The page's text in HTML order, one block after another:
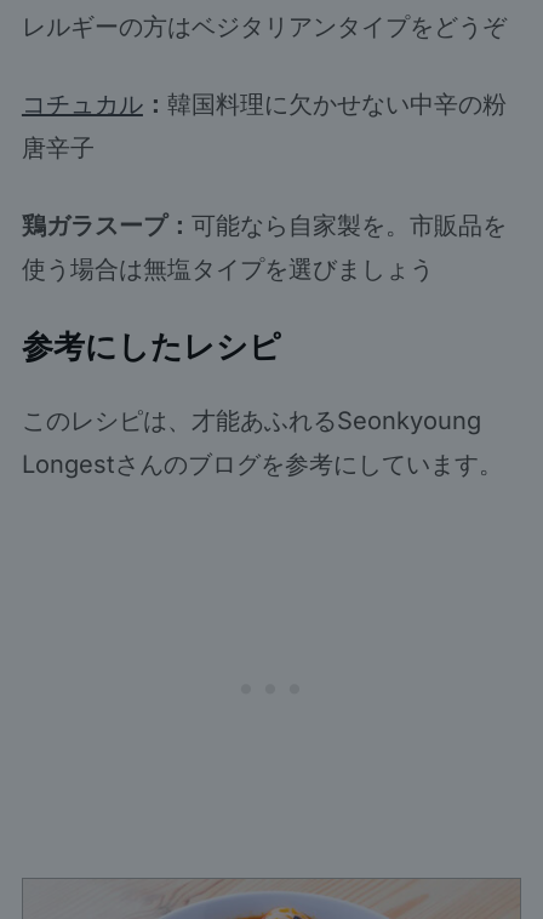
レルギーの方はベジタリアンタイプをどうぞ
コチュカル： 韓国料理に欠かせない中辛の粉
唐辛子
鶏ガラスープ： 可能なら自家製を。市販品を
使う場合は無塩タイプを選びましょう
参考にしたレシピ
このレシピは、才能あふれるSeonkyoung
Longestさんのブログを参考にしています。